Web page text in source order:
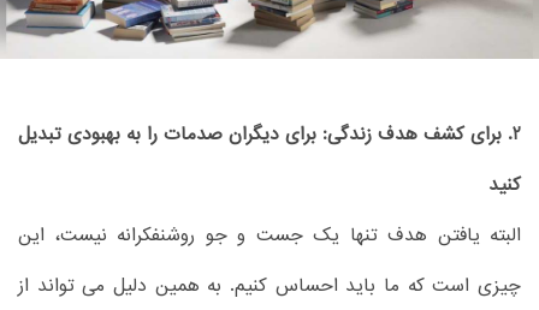
2. برای کشف هدف زندگی: برای دیگران صدمات را به بهبودی تبدیل
کنید
البته یافتن هدف تنها یک جست و جو روشنفکرانه نیست، این
چیزی است که ما باید احساس کنیم. به همین دلیل می تواند از